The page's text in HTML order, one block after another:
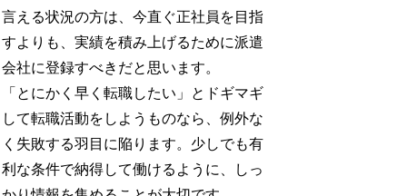
言える状況の方は、今直ぐ正社員を目指
すよりも、実績を積み上げるために派遣
会社に登録すべきだと思います。
「とにかく早く転職したい」とドギマギ
して転職活動をしようものなら、例外な
く失敗する羽目に陥ります。少しでも有
利な条件で納得して働けるように、しっ